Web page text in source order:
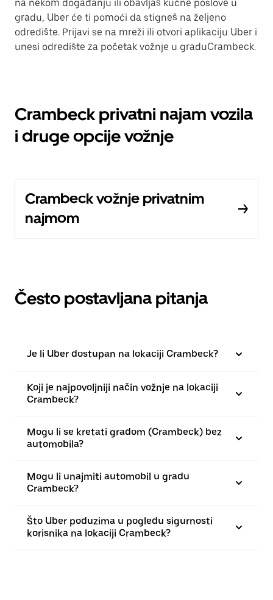
na nekom događanju ili obavljaš kućne poslove u
gradu, Uber će ti pomoći da stigneš na željeno
odredište. Prijavi se na mreži ili otvori aplikaciju Uber i
unesi odredište za početak vožnje u graduCrambeck.
Crambeck privatni najam vozila
i druge opcije vožnje
Crambeck vožnje privatnim
najmom
Često postavljana pitanja
Je li Uber dostupan na lokaciji Crambeck?
Koji je najpovoljniji način vožnje na lokaciji
Crambeck?
Mogu li se kretati gradom (Crambeck) bez
automobila?
Mogu li unajmiti automobil u gradu
Crambeck?
Što Uber poduzima u pogledu sigurnosti
korisnika na lokaciji Crambeck?